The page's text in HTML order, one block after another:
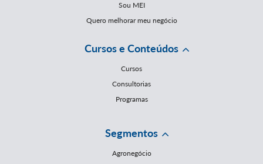
Sou MEI
Quero melhorar meu negócio
Cursos e Conteúdos
Cursos
Consultorias
Programas
Segmentos
Agronegócio